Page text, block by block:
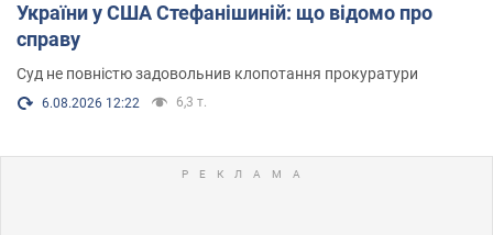
України у США Стефанішиній: що відомо про
справу
Суд не повністю задовольнив клопотання прокуратури
6.08.2026 12:22 6,3 т.